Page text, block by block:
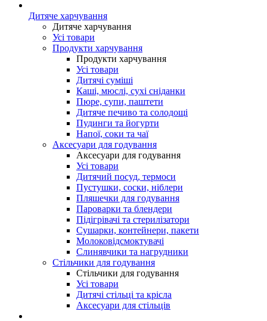
Дитяче харчування
Дитяче харчування
Усі товари
Продукти харчування
Продукти харчування
Усі товари
Дитячі суміші
Каші, мюслі, сухі сніданки
Пюре, супи, паштети
Дитяче печиво та солодощі
Пудинги та йогурти
Напої, соки та чаї
Аксесуари для годування
Аксесуари для годування
Усі товари
Дитячий посуд, термоси
Пустушки, соски, ніблери
Пляшечки для годування
Пароварки та блендери
Підігрівачі та стерилізатори
Сушарки, контейнери, пакети
Молоковідсмоктувачі
Слинявчики та нагрудники
Стільчики для годування
Стільчики для годування
Усі товари
Дитячі стільці та крісла
Аксесуари для стільців